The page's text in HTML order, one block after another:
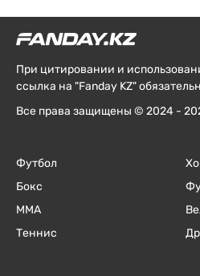
При цитировании и
ссылка на "Fanday KZ"
Все права защищены © 2024 -
Футбол
Бокс
ММА
Теннис